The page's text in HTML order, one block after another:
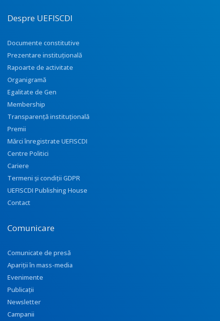
Despre UEFISCDI
Documente constitutive
Prezentare instituţională
Rapoarte de activitate
Organigramă
Egalitate de Gen
Membership
Transparenţă instituţională
Premii
Mărci înregistrate UEFISCDI
Centre Politici
Cariere
Termeni și condiții GDPR
UEFISCDI Publishing House
Contact
Comunicare
Comunicate de presă
Apariţii în mass-media
Evenimente
Publicații
Newsletter
Campanii